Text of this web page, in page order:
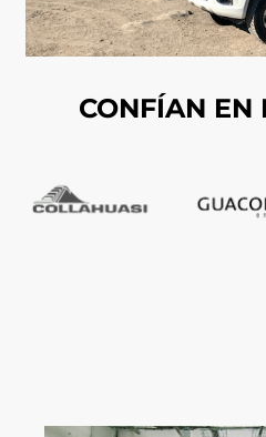
CONFÍAN EN